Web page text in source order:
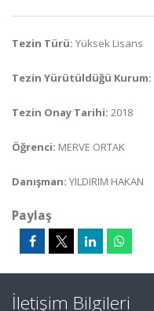
Tezin Türü: Yüksek Lisans
Tezin Yürütüldüğü Kurum:
Tezin Onay Tarihi: 2018
Öğrenci: MERVE ORTAK
Danışman: YILDIRIM HAKAN
Paylaş
İletişim Bilgileri